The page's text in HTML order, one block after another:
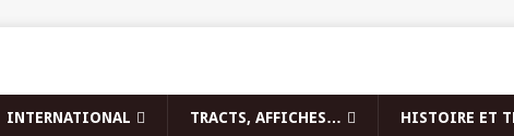
INTERNATIONAL TRACTS, AFFICHES… HISTOIRE ET